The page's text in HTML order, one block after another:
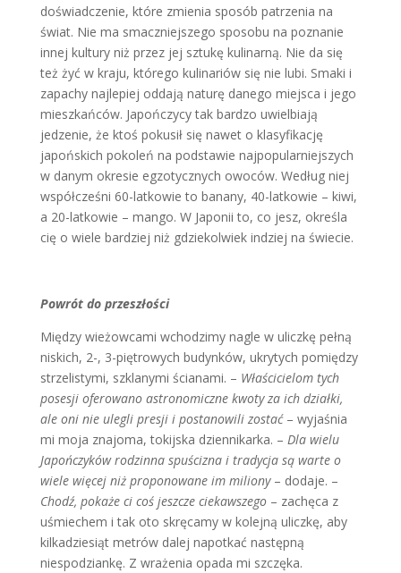
doświadczenie, które zmienia sposób patrzenia na
świat. Nie ma smaczniejszego sposobu na poznanie
innej kultury niż przez jej sztukę kulinarną. Nie da się
też żyć w kraju, którego kulinariów się nie lubi. Smaki i
zapachy najlepiej oddają naturę danego miejsca i jego
mieszkańców. Japończycy tak bardzo uwielbiają
jedzenie, że ktoś pokusił się nawet o klasyfikację
japońskich pokoleń na podstawie najpopularniejszych
w danym okresie egzotycznych owoców. Według niej
współcześni 60-latkowie to banany, 40-latkowie – kiwi,
a 20-latkowie – mango. W Japonii to, co jesz, określa
cię o wiele bardziej niż gdziekolwiek indziej na świecie.
Powrót do przeszłości
Między wieżowcami wchodzimy nagle w uliczkę pełną
niskich, 2-, 3-piętrowych budynków, ukrytych pomiędzy
strzelistymi, szklanymi ścianami. – Właścicielom tych
posesji oferowano astronomiczne kwoty za ich działki,
ale oni nie ulegli presji i postanowili zostać– wyjaśnia
mi moja znajoma, tokijska dziennikarka. – Dla wielu
Japończyków rodzinna spuścizna i tradycja są warte o
wiele więcej niż proponowane im miliony– dodaje. –
Chodź, pokaże ci coś jeszcze ciekawszego– zachęca z
uśmiechem i tak oto skręcamy w kolejną uliczkę, aby
kilkadziesiąt metrów dalej napotkać następną
niespodziankę. Z wrażenia opada mi szczęka.